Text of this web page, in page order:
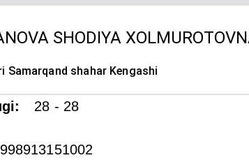
SHODIYA
Samarqand shahar Kengashi
: 28 - 28